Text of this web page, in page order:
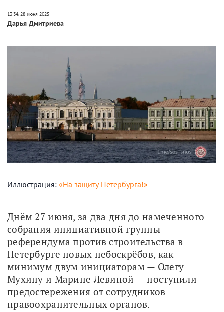
Дарья Дмитриева
Иллюстрация: «На защиту Петербурга!»
Днём 27 июня, за два дня до намеченного
собрания инициативной группы
референдума против строительства в
Петербурге новых небоскрёбов, как
минимум двум инициаторам — Олегу
Мухину и Марине Левиной — поступили
предостережения от сотрудников
правоохранительных органов.